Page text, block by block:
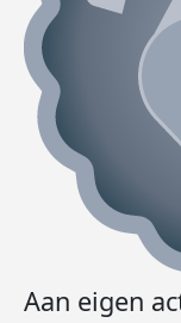
Aan eigen